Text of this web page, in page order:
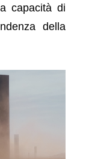
capacità di
della